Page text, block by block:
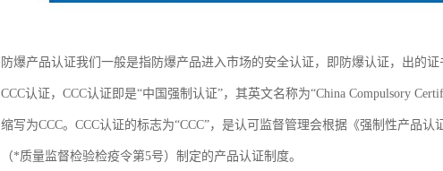
防爆产品认证我们一般是指防爆产品进入市场的安全认证，即防爆认证，出的证
CCC认证，CCC认证即是“中国强制认证”，其英文名称为“China Compulsory
缩写为CCC。CCC认证的标志为“CCC”，是认可监督管理会根据《强制性产品认
（*质量监督检验检疫令第5号）制定的产品认证制度。